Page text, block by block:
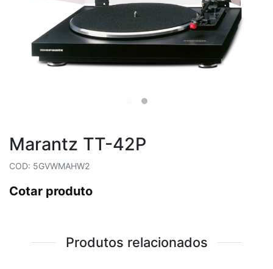
Marantz TT-42P
COD: 5GVWMAHW2
Cotar produto
Produtos relacionados